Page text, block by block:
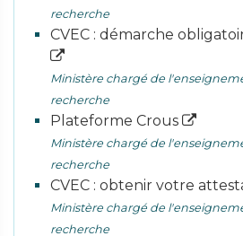
recherche
CVEC : démarche
Ministère chargé de
recherche
Plateforme Crous
Ministère chargé de
recherche
CVEC : obtenir votre
Ministère chargé de
recherche